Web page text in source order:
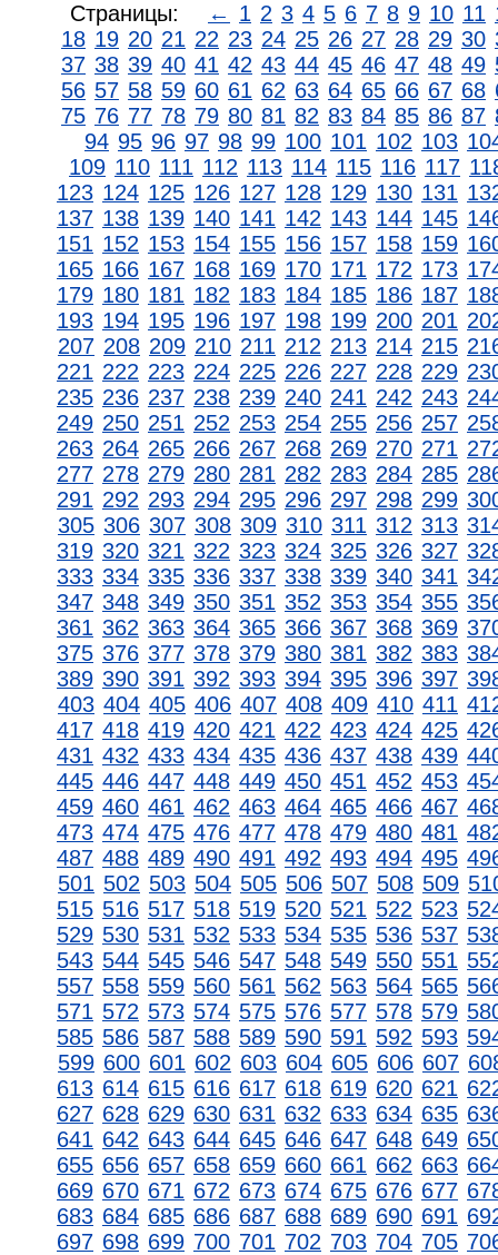
Страницы: ← 1 2 3 4 5 6 7 8 9 10 11
18 19 20 21 22 23 24 25 26 27 28 29 30
37 38 39 40 41 42 43 44 45 46 47 48 49
56 57 58 59 60 61 62 63 64 65 66 67 68
75 76 77 78 79 80 81 82 83 84 85 86 87
94 95 96 97 98 99 100 101 102 103
109 110 111 112 113 114 115 116 117
123 124 125 126 127 128 129 130 131
137 138 139 140 141 142 143 144 145
151 152 153 154 155 156 157 158 159
165 166 167 168 169 170 171 172 173
179 180 181 182 183 184 185 186 187
193 194 195 196 197 198 199 200 201
207 208 209 210 211 212 213 214 215
221 222 223 224 225 226 227 228 229
235 236 237 238 239 240 241 242 243
249 250 251 252 253 254 255 256 257
263 264 265 266 267 268 269 270 271
277 278 279 280 281 282 283 284 285
291 292 293 294 295 296 297 298 299
305 306 307 308 309 310 311 312 313
319 320 321 322 323 324 325 326 327
333 334 335 336 337 338 339 340 341
347 348 349 350 351 352 353 354 355
361 362 363 364 365 366 367 368 369
375 376 377 378 379 380 381 382 383
389 390 391 392 393 394 395 396 397
403 404 405 406 407 408 409 410 411
417 418 419 420 421 422 423 424 425
431 432 433 434 435 436 437 438 439
445 446 447 448 449 450 451 452 453
459 460 461 462 463 464 465 466 467
473 474 475 476 477 478 479 480 481
487 488 489 490 491 492 493 494 495
501 502 503 504 505 506 507 508 509
515 516 517 518 519 520 521 522 523
529 530 531 532 533 534 535 536 537
543 544 545 546 547 548 549 550 551
557 558 559 560 561 562 563 564 565
571 572 573 574 575 576 577 578 579
585 586 587 588 589 590 591 592 593
599 600 601 602 603 604 605 606 607
613 614 615 616 617 618 619 620 621
627 628 629 630 631 632 633 634 635
641 642 643 644 645 646 647 648 649
655 656 657 658 659 660 661 662 663
669 670 671 672 673 674 675 676 677
683 684 685 686 687 688 689 690 691
697 698 699 700 701 702 703 704 705